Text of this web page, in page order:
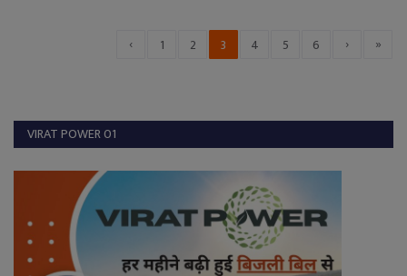
‹ 1 2 3 4 5 6 › »
VIRAT POWER 01